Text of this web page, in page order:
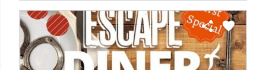
share favorite